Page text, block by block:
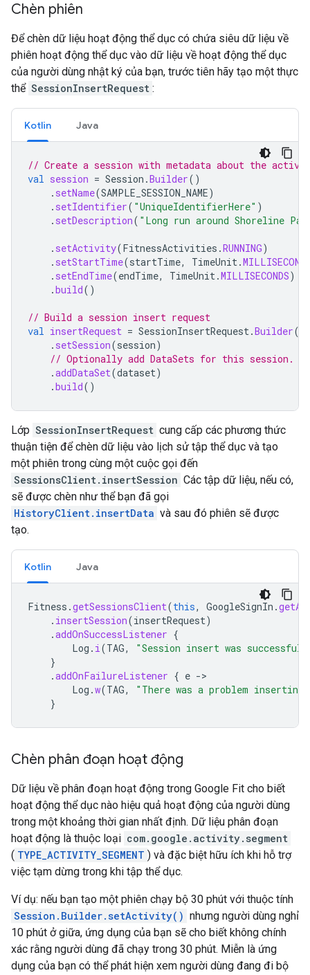
Chèn phiên
Để chèn dữ liệu hoạt động thể dục có chứa siêu dữ liệu về
phiên hoạt động thể dục vào dữ liệu về hoạt động thể dục
của người dùng nhật ký của bạn, trước tiên hãy tạo một thực
thể SessionInsertRequest :
Kotlin Java
// Create a session with metadata about the
val session = Session .Builder()
. setName(SAMPLE_SESSION_NAME)
. setIdentifier( "UniqueIdentifierHere" )
. setDescription( "Long run around Shoreline
. setActivity(FitnessActivities .RUNNING)
. setStartTime(startTime, TimeUnit.
. setEndTime(endTime, TimeUnit.MILLISECONDS)
.build()
// Build a session insert request
val insertRequest = SessionInsertRequest.Builder()
. setSession(session)
// Optionally add DataSets for this session.
.addDataSet(dataset)
.build()
Lớp SessionInsertRequest cung cấp các phương thức
thuận tiện để chèn dữ liệu vào lịch sử tập thể dục và tạo
một phiên trong cùng một cuộc gọi đến
SessionsClient.insertSession Các tập dữ liệu, nếu có,
sẽ được chèn như thể bạn đã gọi
HistoryClient.insertData và sau đó phiên sẽ được
tạo.
Kotlin Java
Fitness .getSessionsClient(this, GoogleSignIn .
. insertSession(insertRequest)
.addOnSuccessListener {
Log . i(TAG,
"Session insert was
}
.addOnFailureListener { e -
Log .w(TAG,
"There was a problem
}
Chèn phân đoạn hoạt động
Dữ liệu về phân đoạn hoạt động trong Google Fit cho biết
hoạt động thể dục nào hiệu quả hoạt động của người dùng
trong một khoảng thời gian nhất định. Dữ liệu phân đoạn
hoạt động là thuộc loại com.google.activity.segment
( TYPE_ACTIVITY_SEGMENT ) và đặc biệt hữu ích khi hỗ trợ
việc tạm dừng trong khi tập thể dục.
Ví dụ: nếu bạn tạo một phiên chạy bộ 30 phút với thuộc tính
Session.Builder.setActivity() nhưng người dùng nghỉ
10 phút ở giữa, ứng dụng của bạn sẽ cho biết không chính
xác rằng người dùng đã chạy trong 30 phút. Miễn là ứng
dụng của bạn có thể phát hiện xem người dùng đang đi bộ